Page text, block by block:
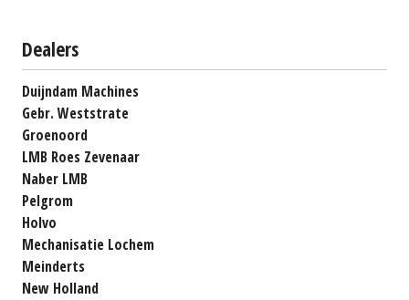
Dealers
Duijndam Machines
Gebr. Weststrate
Groenoord
LMB Roes Zevenaar
Naber LMB
Pelgrom
Holvo
Mechanisatie Lochem
Meinderts
New Holland